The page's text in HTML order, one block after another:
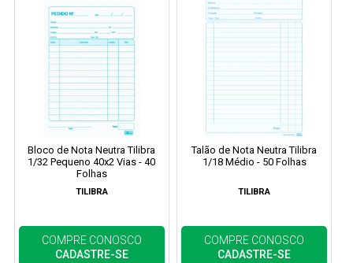
Bloco de Nota Neutra Tilibra
1/32 Pequeno 40x2 Vias - 40
Folhas
TILIBRA
COMPRE CONOSCO
CADASTRE-SE
Talão de Nota Neutra Tilibra
1/18 Médio - 50 Folhas
TILIBRA
COMPRE CONOSCO
CADASTRE-SE